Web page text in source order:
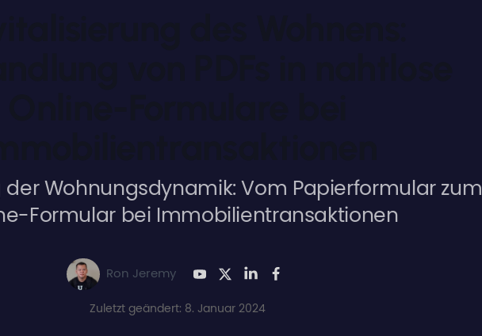
Wohnungsdynamik: Vom Papierformular zum
Formular bei Immobilientransaktionen
Ron Jeremy
Zuletzt geändert: 8. Januar 2024